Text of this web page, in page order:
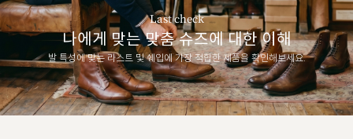
Last check
나에게 맞는 맞춤 슈즈에 대한 이해
발 특성에 맞는 라스트 및 쉐입에 가장 적합한 제품을 확인해보세요.